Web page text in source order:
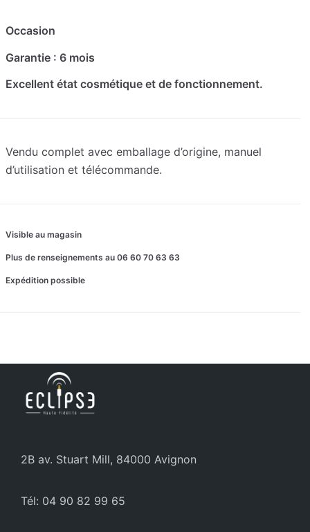
Occasion
Garantie : 6 mois
Excellent état cosmétique et de fonctionnement.
Vendu complet avec emballage d’origine, manuel
d’utilisation et télécommande.
Visible au magasin
Plus de renseignements au 06 60 70 63 63
Expédition possible
2B av. Stuart Mill, 84000 Avignon
Tél: 04 90 82 99 65